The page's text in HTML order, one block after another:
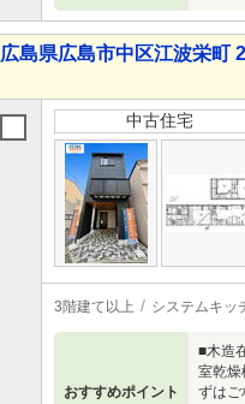
広島県広島市中区江波栄町
中古住宅
3階建て以上 システムキッ
おすすめポイント
■木造
室乾燥
ずは